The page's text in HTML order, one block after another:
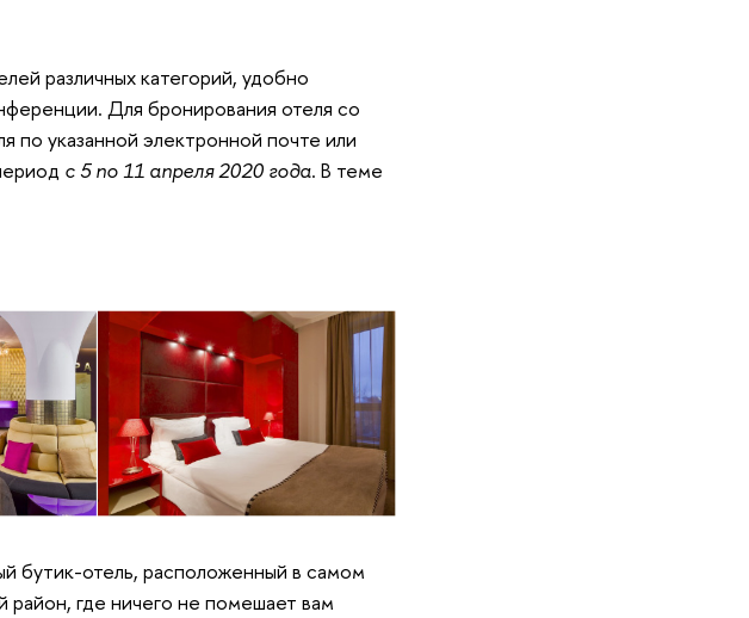
различных категорий, удобно
Для бронирования отеля со
по указанной электронной почте или
с 5 по 11 апреля 2020 года. В теме
бутик-отель, расположенный в самом
где ничего не помешает вам